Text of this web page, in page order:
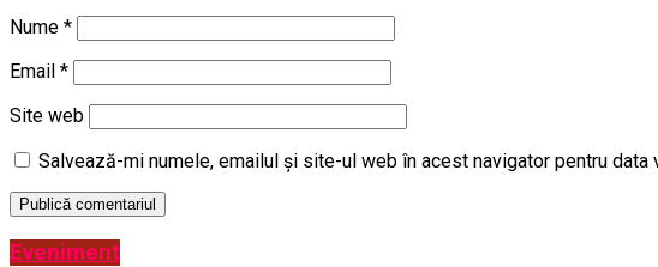
Nume *
Email *
Site web
Salvează-mi numele, emailul și site-ul web în acest navigator pentru data
Eveniment